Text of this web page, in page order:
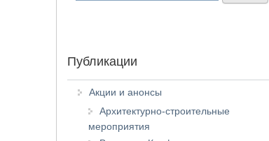
Публикации
Акции и анонсы
Архитектурно-строительные
мероприятия